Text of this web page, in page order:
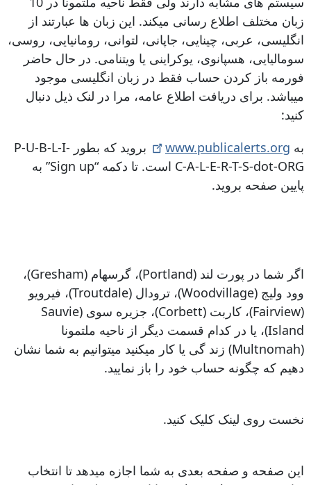
زبان مختلف اطلاع رسانی میکند. این زبان ها عبارتند از
انگلیسی، عربی، چینایی، جاپانی، لتوانی، رومانیایی، روسی،
سومالیایی، هسپانوی، یوکراینی یا ویتنامی. در حال حاضر
فورمه باز کردن حساب فقط در زبان انگلیسی موجود
میباشد. برای دریافت اطلاع عامه، مرا در لنک ذیل دنبال
کنید:
به www.publicalerts.org
بروید که بطور P-U-B-L-I-
C-A-L-E-R-T-S-dot-ORG است. تا دکمه “Sign up” به
پایین صفحه بروید.
اگر شما در پورت لند (Portland)، گرسهام (Gresham)،
وود ولیج (Woodvillage)، ترودال (Troutdale)، فیرویو
(Fairview)، کاربت (Corbett)، جزیره سوی (Sauvie
Island)، یا در کدام قسمت دیگر از ناحیه ملتمونا
(Multnomah) زند گی یا کار میکنید میتوانیم به شما نشان
دهیم که چگونه حساب خود را باز نمایید.
نخست روی لینک کلیک کنید.
این صفحه و صفحه بعدی به شما اجازه میدهد تا انتخاب